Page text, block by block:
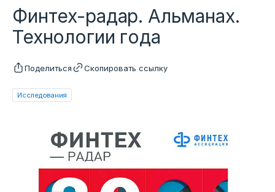
Контакты
Документы
Исследования
Финтех-радар. Альманах.
Технологии года
Поделиться Скопировать ссылку